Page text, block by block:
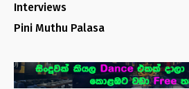
Interviews
Pini Muthu Palasa